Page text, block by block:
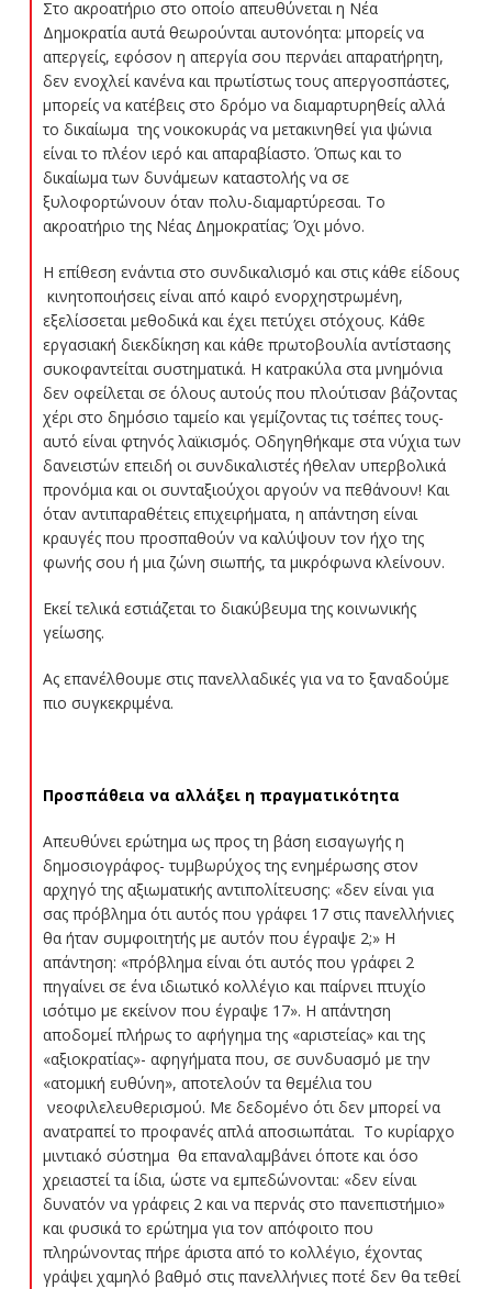
Στο ακροατήριο στο οποίο απευθύνεται η Νέα
Δημοκρατία αυτά θεωρούνται αυτονόητα: μπορείς να
απεργείς, εφόσον η απεργία σου περνάει απαρατήρητη,
δεν ενοχλεί κανένα και πρωτίστως τους απεργοσπάστες,
μπορείς να κατέβεις στο δρόμο να διαμαρτυρηθείς αλλά
το δικαίωμα της νοικοκυράς να μετακινηθεί για ψώνια
είναι το πλέον ιερό και απαραβίαστο. Όπως και το
δικαίωμα των δυνάμεων καταστολής να σε
ξυλοφορτώνουν όταν πολυ-διαμαρτύρεσαι. Το
ακροατήριο της Νέας Δημοκρατίας; Όχι μόνο.
Η επίθεση ενάντια στο συνδικαλισμό και στις κάθε είδους
κινητοποιήσεις είναι από καιρό ενορχηστρωμένη,
εξελίσσεται μεθοδικά και έχει πετύχει στόχους. Κάθε
εργασιακή διεκδίκηση και κάθε πρωτοβουλία αντίστασης
συκοφαντείται συστηματικά. Η κατρακύλα στα μνημόνια
δεν οφείλεται σε όλους αυτούς που πλούτισαν βάζοντας
χέρι στο δημόσιο ταμείο και γεμίζοντας τις τσέπες τους-
αυτό είναι φτηνός λαϊκισμός. Οδηγηθήκαμε στα νύχια των
δανειστών επειδή οι συνδικαλιστές ήθελαν υπερβολικά
προνόμια και οι συνταξιούχοι αργούν να πεθάνουν! Και
όταν αντιπαραθέτεις επιχειρήματα, η απάντηση είναι
κραυγές που προσπαθούν να καλύψουν τον ήχο της
φωνής σου ή μια ζώνη σιωπής, τα μικρόφωνα κλείνουν.
Εκεί τελικά εστιάζεται το διακύβευμα της κοινωνικής
γείωσης.
Ας επανέλθουμε στις πανελλαδικές για να το ξαναδούμε
πιο συγκεκριμένα.
Προσπάθεια να αλλάξει η πραγματικότητα
Απευθύνει ερώτημα ως προς τη βάση εισαγωγής η
δημοσιογράφος- τυμβωρύχος της ενημέρωσης στον
αρχηγό της αξιωματικής αντιπολίτευσης: «δεν είναι για
σας πρόβλημα ότι αυτός που γράφει 17 στις πανελλήνιες
θα ήταν συμφοιτητής με αυτόν που έγραψε 2;» Η
απάντηση: «πρόβλημα είναι ότι αυτός που γράφει 2
πηγαίνει σε ένα ιδιωτικό κολλέγιο και παίρνει πτυχίο
ισότιμο με εκείνον που έγραψε 17». Η απάντηση
αποδομεί πλήρως το αφήγημα της «αριστείας» και της
«αξιοκρατίας»- αφηγήματα που, σε συνδυασμό με την
«ατομική ευθύνη», αποτελούν τα θεμέλια του
νεοφιλελευθερισμού. Με δεδομένο ότι δεν μπορεί να
ανατραπεί το προφανές απλά αποσιωπάται. Το κυρίαρχο
μιντιακό σύστημα θα επαναλαμβάνει όποτε και όσο
χρειαστεί τα ίδια, ώστε να εμπεδώνονται: «δεν είναι
δυνατόν να γράφεις 2 και να περνάς στο πανεπιστήμιο»
και φυσικά το ερώτημα για τον απόφοιτο που
πληρώνοντας πήρε άριστα από το κολλέγιο, έχοντας
γράψει χαμηλό βαθμό στις πανελλήνιες ποτέ δεν θα τεθεί